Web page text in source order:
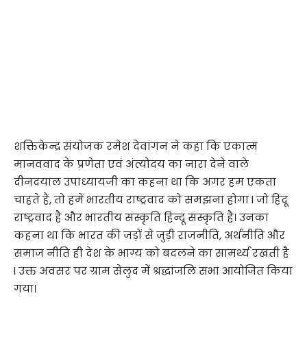
शक्तिकेन्द्र संयोजक रमेश देवांगन ने कहा कि एकात्म
मानववाद के प्रणेता एवं अंत्योदय का नारा देने वाले
दीनदयाल उपाध्यायजी का कहना था कि अगर हम एकता
चाहते हैं, तो हमें भारतीय राष्ट्रवाद को समझना होगा l जो हिंदू
राष्ट्रवाद है और भारतीय संस्कृति हिन्दू संस्कृति है। उनका
कहना था कि भारत की जड़ों से जुड़ी राजनीति, अर्थनीति और
समाज नीति ही देश के भाग्य को बदलने का सामर्थ्य रखती है
l उक्त अवसर पर ग्राम सेलुद में श्रद्धांजलि सभा आयोजित किया
गया।